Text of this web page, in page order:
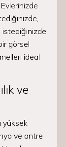
istediğinizde
görsel
ideal
ve
yüksek
ve antre